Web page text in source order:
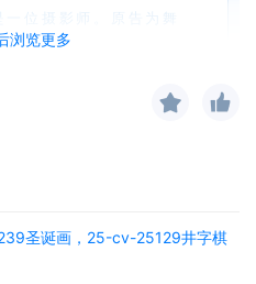
浏览更多
位摄影师。原告为舞
独特、震撼且具有变革
剧院。原告曾拍摄过超
圣诞画，25-cv-25129井字棋